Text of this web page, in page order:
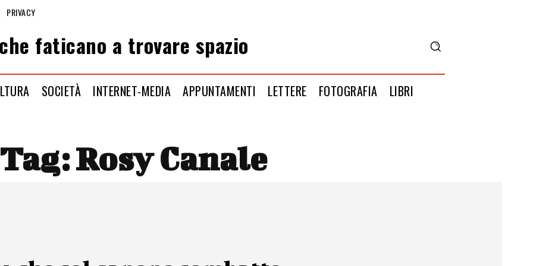
PRIVACY
faticano a trovare spazio
SOCIETÀ INTERNET-MEDIA APPUNTAMENTI LETTERE FOTOGRAFIA LIBRI
Tag:Rosy Canale